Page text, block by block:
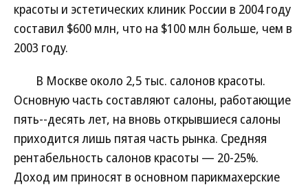
красоты и эстетических клиник России в 2004 году
составил $600 млн, что на $100 млн больше, чем в
2003 году.
В Москве около 2,5 тыс. салонов красоты.
Основную часть составляют салоны, работающие
пять--десять лет, на вновь открывшиеся салоны
приходится лишь пятая часть рынка. Средняя
рентабельность салонов красоты — 20-25%.
Доход им приносят в основном парикмахерские